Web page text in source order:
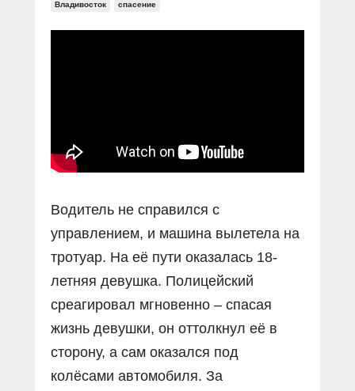
Социальные ролики
Документальные фильмы
Прямой разговор
В знании сила
О ПОРТАЛЕ
Владивосток спасение
Водитель не справился с
управлением, и машина вылетела на
тротуар. На её пути оказалась 18-
летняя девушка. Полицейский
среагировал мгновенно – спасая
жизнь девушки, он оттолкнул её в
сторону, а сам оказался под
колёсами автомобиля. За